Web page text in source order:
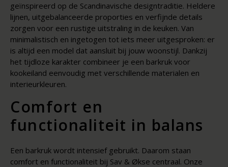
geïnspireerd op de Scandinavische designtraditie. Heldere
lijnen, uitgebalanceerde proporties en verfijnde details
zorgen voor een rustige uitstraling in de keuken. Van
minimalistisch en ingetogen tot iets meer uitgesproken: er
is altijd een model dat aansluit bij jouw woonstijl. Dankzij
het tijdloze karakter combineer je een barkruk voor
kookeiland eenvoudig met verschillende materialen en
interieurkleuren.
Comfort en
functionaliteit in balans
Een barkruk wordt intensief gebruikt. Daarom staan
comfort en functionaliteit bij Sav & Økse centraal. Onze